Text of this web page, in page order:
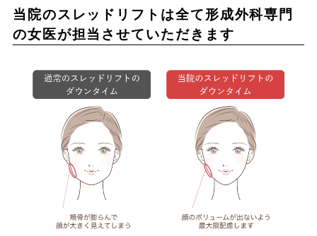
当院のスレッドリフトは全て形成外科専門
の女医が担当させていただきます